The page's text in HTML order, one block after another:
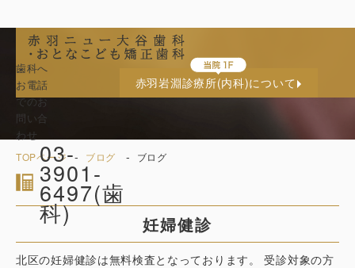
歯科へ
お電話
でのお
問い合
わせ
03-
3901-
6497(歯
科)
赤羽岩淵診療所(内科)について
妊婦健診
TOPページ - ブログ - ブログ
妊婦健診
北区の妊婦健診は無料検査となっております。 受診対象の方